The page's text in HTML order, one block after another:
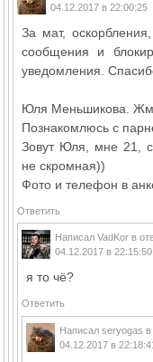
04.12.2017 в 22:00:25
За мат,
сообщения и
уведомления.
Юля Меньшикова.
Познакомлюсь с
Зовут Юля, мне 21,
не скромная))
Фото и телефон в
Ответить
Написал VadKor в
04.12.2017 в 22:15:50
я то чё?
Ответить
Написал seryogas в
04.12.2017 в 22:18:41